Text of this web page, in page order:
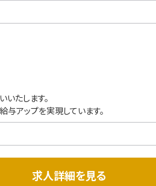
たします。
アップを実現しています。
求人詳細を見る